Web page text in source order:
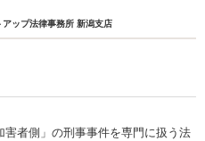
ップ法律事務所 新潟支店
者側」の刑事事件を専門に扱う法